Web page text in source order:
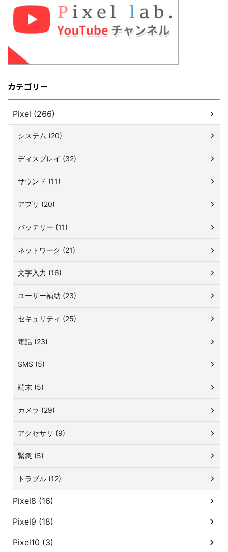
カテゴリー
Pixel (266)
システム (20)
ディスプレイ (32)
サウンド (11)
アプリ (20)
バッテリー (11)
ネットワーク (21)
文字入力 (16)
ユーザー補助 (23)
セキュリティ (25)
電話 (23)
SMS (5)
端末 (5)
カメラ (29)
アクセサリ (9)
緊急 (5)
トラブル (12)
Pixel8 (16)
Pixel9 (18)
Pixel10 (3)